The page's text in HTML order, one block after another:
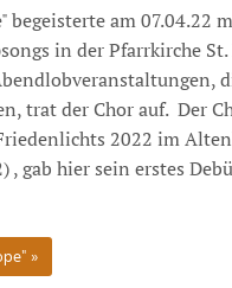
begeisterte am 07.04.22
in der Pfarrkirche
trat der Chor auf. Der
2022 im
gab hier sein erstes